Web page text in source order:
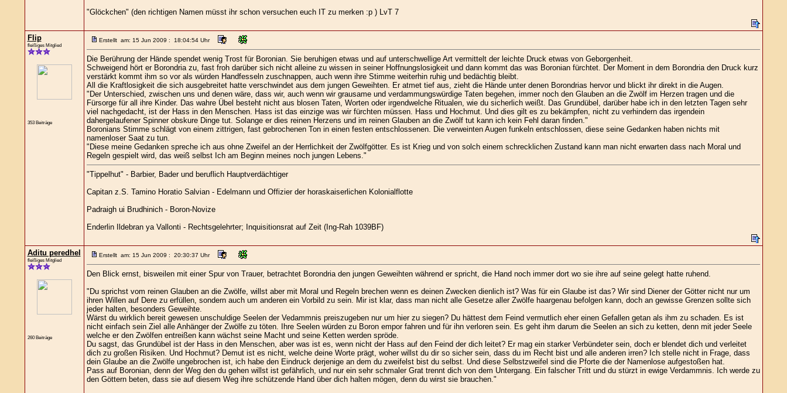
"Glöckchen" (den richtigen Namen müsst ihr schon versuchen euch IT zu merken :p ) LvT 7
Flip
fleißiges Mitglied
353 Beiträge
Erstellt am: 15 Jun 2009 : 18:04:54 Uhr
Die Berührung der Hände spendet wenig Trost für Boronian. Sie beruhigen etwas und auf unterschwellige Art vermittelt der leichte Druck etwas von Geborgenheit.
Schweigend hört er Borondria zu, fast froh darüber sich nicht alleine zu wissen in seiner Hoffnungslosigkeit und dann kommt das was Boronian fürchtet. Der Moment in dem Borondria den Druck kurz
verstärkt kommt ihm so vor als würden Handfesseln zuschnappen, auch wenn ihre Stimme weiterhin ruhig und bedächtig bleibt.
All die Kraftlosigkeit die sich ausgebreitet hatte verschwindet aus dem jungen Geweihten. Er atmet tief aus, zieht die Hände unter denen Borondrias hervor und blickt ihr direkt in die Augen.
"Der Unterschied, zwischen uns und denen wäre, dass wir, auch wenn wir grausame und verdammungswürdige Taten begehen, immer noch den Glauben an die Zwölf im Herzen tragen und die
Fürsorge für all ihre Kinder. Das wahre Übel besteht nicht aus blosen Taten, Worten oder irgendwelche Ritualen, wie du sicherlich weißt. Das Grundübel, darüber habe ich in den letzten Tagen sehr
viel nachgedacht, ist der Hass in den Menschen. Hass ist das einzige was wir fürchten müssen. Hass und Hochmut. Und dies gilt es zu bekämpfen, nicht zu verhindern das irgendein
dahergelaufener Spinner obskure Dinge tut. Solange er dies reinen Herzens und im reinen Glauben an die Zwölf tut kann ich kein Fehl daran finden."
Boronians Stimme schlägt von einem zittrigen, fast gebrochenen Ton in einen festen entschlossenen. Die verweinten Augen funkeln entschlossen, diese seine Gedanken haben nichts mit
namenloser Saat zu tun.
"Diese meine Gedanken spreche ich aus ohne Zweifel an der Herrlichkeit der Zwölfgötter. Es ist Krieg und von solch einem schrecklichen Zustand kann man nicht erwarten dass nach Moral und
Regeln gespielt wird, das weiß selbst Ich am Beginn meines noch jungen Lebens."
"Tippelhut" - Barbier, Bader und beruflich Hauptverdächtiger
Capitan z.S. Tamino Horatio Salvian - Edelmann und Offizier der horaskaiserlichen Kolonialflotte
Padraigh ui Brudhinich - Boron-Novize
Enderlin Ildebran ya Vallonti - Rechtsgelehrter; Inquisitionsrat auf Zeit (Ing-Rah 1039BF)
Aditu peredhel
fleißiges Mitglied
260 Beiträge
Erstellt am: 15 Jun 2009 : 20:30:37 Uhr
Den Blick ernst, bisweilen mit einer Spur von Trauer, betrachtet Borondria den jungen Geweihten während er spricht, die Hand noch immer dort wo sie ihre auf seine gelegt hatte ruhend.
"Du sprichst vom reinen Glauben an die Zwölfe, willst aber mit Moral und Regeln brechen wenn es deinen Zwecken dienlich ist? Was für ein Glaube ist das? Wir sind Diener der Götter nicht nur um
ihren Willen auf Dere zu erfüllen, sondern auch um anderen ein Vorbild zu sein. Mir ist klar, dass man nicht alle Gesetze aller Zwölfe haargenau befolgen kann, doch an gewisse Grenzen sollte sich
jeder halten, besonders Geweihte.
Wärst du wirklich bereit gewesen unschuldige Seelen der Vedammnis preiszugeben nur um hier zu siegen? Du hättest dem Feind vermutlich eher einen Gefallen getan als ihm zu schaden. Es ist
nicht einfach sein Ziel alle Anhänger der Zwölfe zu töten. Ihre Seelen würden zu Boron empor fahren und für ihn verloren sein. Es geht ihm darum die Seelen an sich zu ketten, denn mit jeder Seele
welche er den Zwölfen entreißen kann wächst seine Macht und seine Ketten werden spröde.
Du sagst, das Grundübel ist der Hass in den Menschen, aber was ist es, wenn nicht der Hass auf den Feind der dich leitet? Er mag ein starker Verbündeter sein, doch er blendet dich und verleitet
dich zu großen Risiken. Und Hochmut? Demut ist es nicht, welche deine Worte prägt, woher willst du dir so sicher sein, dass du im Recht bist und alle anderen irren? Ich stelle nicht in Frage, dass
dein Glaube an die Zwölfe ungebrochen ist, ich habe den Eindruck derjenige an dem du zweifelst bist du selbst. Und diese Selbstzweifel sind die Pforte die der Namenlose aufgestoßen hat.
Pass auf Boronian, denn der Weg den du gehen willst ist gefährlich, und nur ein sehr schmaler Grat trennt dich von dem Untergang. Ein falscher Tritt und du stürzt in ewige Verdammnis. Ich werde zu
den Göttern beten, dass sie auf diesem Weg ihre schützende Hand über dich halten mögen, denn du wirst sie brauchen."